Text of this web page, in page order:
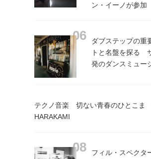
ン・イーノが参加
ダブステップの重
トと名盤を探る
発のダンスミュー
テクノ音楽 切ない青春のひとこま
HARAKAMI
フィル・スペクタ